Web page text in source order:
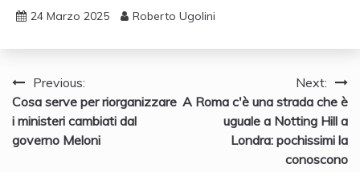
24 Marzo 2025 Roberto Ugolini
Navigazione
articoli
Previous:
Cosa serve per riorganizzare
i ministeri cambiati dal
governo Meloni
Next:
A Roma c'è una strada che è
uguale a Notting Hill a
Londra: pochissimi la
conoscono